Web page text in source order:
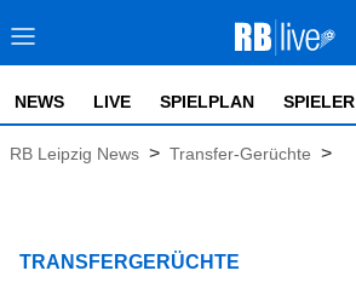
NEWS LIVE SPIELPLAN
RB Leipzig News > Transfer-Gerüchte >
TRANSFERGERÜCHTE